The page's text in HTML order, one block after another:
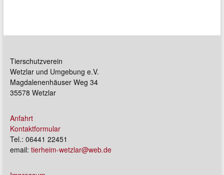
Tierschutzverein
Wetzlar und Umgebung e.V.
Magdalenenhäuser Weg 34
35578 Wetzlar
Anfahrt
Kontaktformular
Tel.: 06441 22451
email: tierheim-wetzlar@web.de